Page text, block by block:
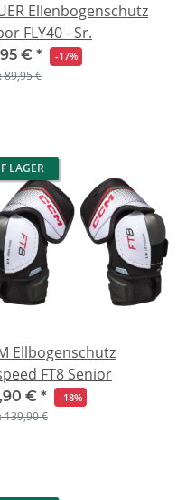
Ellenbogenschutz
FLY40 - Sr.
€ * -17%
89,95 €
LAGER
Ellbogenschutz
FT8 Senior
€ * -18%
139,90 €